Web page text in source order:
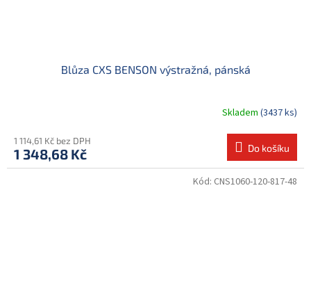
Blůza CXS BENSON výstražná, pánská
Skladem (3437 ks)
1 114,61 Kč bez DPH
1 348,68 Kč Do košíku
Kód: CNS1060-120-817-48